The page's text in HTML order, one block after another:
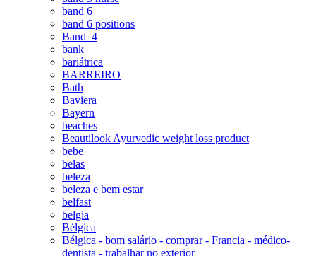
band 6
band 6 positions
Band_4
bank
bariátrica
BARREIRO
Bath
Baviera
Bayern
beaches
Beautilook Ayurvedic weight loss product
bebe
belas
beleza
beleza e bem estar
belfast
belgia
Bélgica
Bélgica - bom salário - comprar - Francia - médico-
dentista - trabalhar no exterior